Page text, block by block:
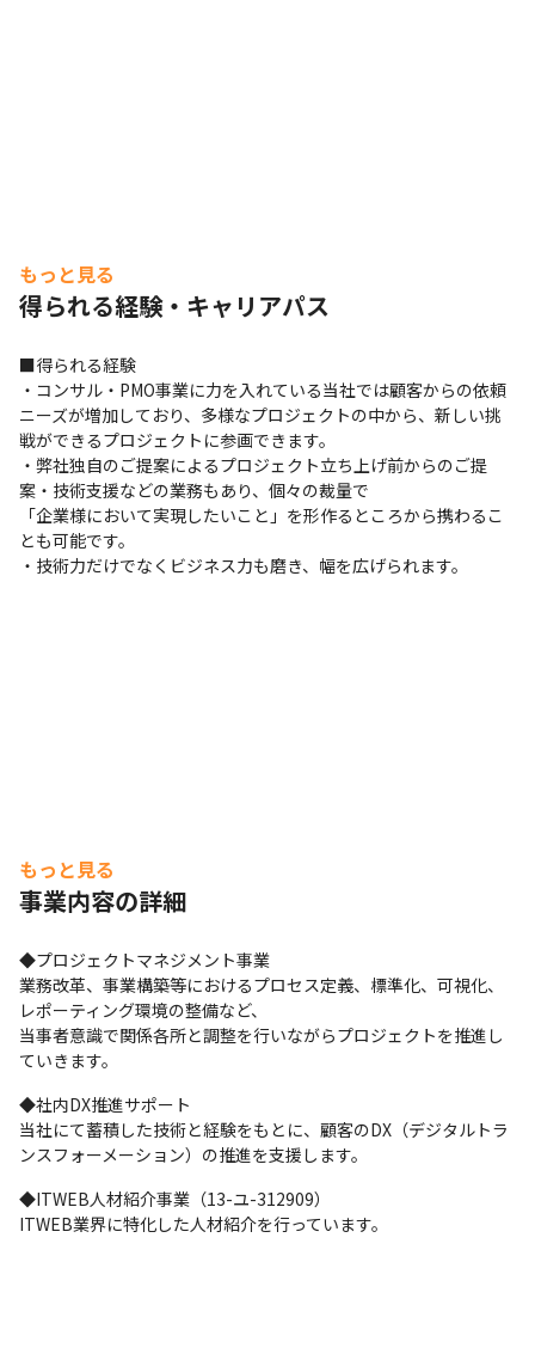
もっと見る
得られる経験・キャリアパス
■得られる経験
・コンサル・PMO事業に力を入れている当社では顧客からの依頼
ニーズが増加しており、多様なプロジェクトの中から、新しい挑
戦ができるプロジェクトに参画できます。
・弊社独自のご提案によるプロジェクト立ち上げ前からのご提
案・技術支援などの業務もあり、個々の裁量で
「企業様において実現したいこと」を形作るところから携わるこ
とも可能です。
・技術力だけでなくビジネス力も磨き、幅を広げられます。
もっと見る
事業内容の詳細
◆プロジェクトマネジメント事業
業務改革、事業構築等におけるプロセス定義、標準化、可視化、
レポーティング環境の整備など、
当事者意識で関係各所と調整を行いながらプロジェクトを推進し
ていきます。
◆社内DX推進サポート
当社にて蓄積した技術と経験をもとに、顧客のDX（デジタルトラ
ンスフォーメーション）の推進を支援します。
◆ITWEB人材紹介事業（13-ユ-312909）
ITWEB業界に特化した人材紹介を行っています。